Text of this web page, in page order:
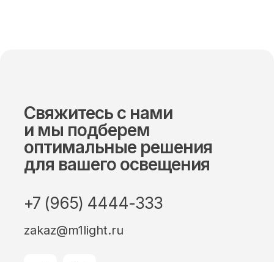
+7 (965) 4444-333
zakaz@m1light.ru
Свяжитесь с нами
и мы подберем
оптимальные решения
для вашего освещения